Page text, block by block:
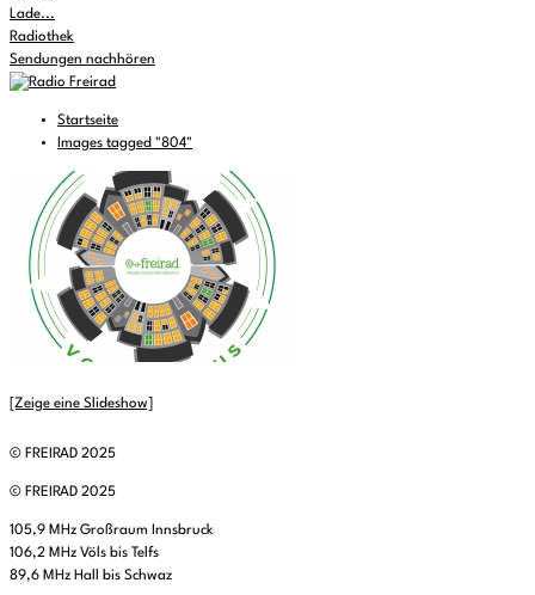
Lade...
Radiothek
Sendungen nachhören
Startseite
Images tagged "804"
[Zeige eine Slideshow]
© FREIRAD 2025
© FREIRAD 2025
105,9 MHz Großraum Innsbruck
106,2 MHz Völs bis Telfs
89,6 MHz Hall bis Schwaz